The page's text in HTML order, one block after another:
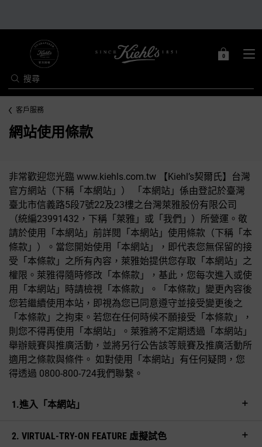
搜尋
購0
0 PRODUCT IN
客戶服務
網站使用條款
非常歡迎您光臨 www.kiehls.com.tw 【Kiehl’s契爾氏】台灣
官方網站（下稱「本網站」） 「本網站」係由登記於臺灣
臺北市信義路5段7號22及23樓之台灣萊雅股份有限公司
（統編23991432，下稱「萊雅」或「我們」）所營運。敬
請於使用「本網站」前詳閱「本網站」使用條款（下稱「本
條款」）。當您開始使用「本網站」，即代表您無保留的接
受「本條款」之所有內容，萊雅始提供您存取「本網站」之
權限。萊雅得隨時修改「本條款」，基此，您每次進入或使
用「本網站」時請檢視「本條款」。「本條款」變更內容後
您若繼續使用本站，即視為您已同意遵守並接受變更後之
「本條款」之拘束。若您在任何時候不願接受「本條款」，
則您不得再使用「本網站」。萊雅將不定期透過「本網站」
舉辦競賽與推廣活動，並將另行公告該等競賽及推廣活動所
適用之條款與條件。 如對使用「本網站」有任何疑問，您
得透過 0800-800-724我們聯繫。
1.進入「本網站」
2. VIRTUAL-TRY-ON FEATURE 虛擬試色